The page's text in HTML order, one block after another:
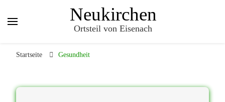
Neukirchen
Ortsteil von Eisenach
Startseite Gesundheit